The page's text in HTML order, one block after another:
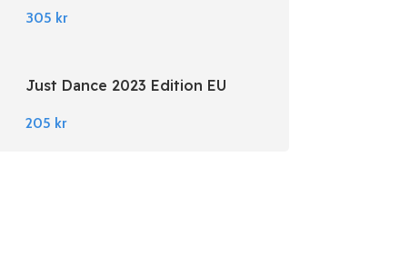
305 kr
Just Dance 2023 Edition EU
205 kr